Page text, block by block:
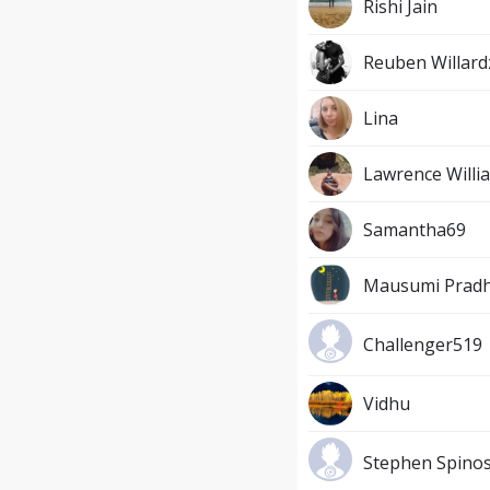
Rishi Jain
Reuben
Lina
Lawrence
Samantha69
Mausumi
Challenger519
Vidhu
Stephen